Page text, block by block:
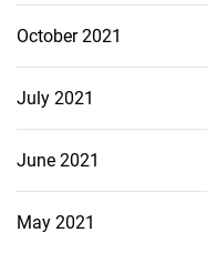
October 2021
July 2021
June 2021
May 2021